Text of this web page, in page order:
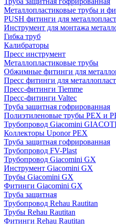
Металлопластиковые трубы и
PUSH фитинги для
Инструмент для монтажа
Гибка труб
Калибраторы
Пресс инструмент
Металлопластиковые трубы
Обжимные фитинги для
Пресс фитинги для
Пресс-фитинги Tiemme
Пресс-фитинги Valtec
Труба защитная гофрированная
Полиэтиленовые трубы PEX и
Трубопровод Giacomini
Коллекторы Uponor PEX
Труба защитная гофрированная
Трубопровод FV-Plast
Трубопровод Giacomini GX
Инструмент Giacomini GX
Трубы Giacomini GX
Фитинги Giacomini GX
Труба защитная
Трубопровод Rehau Rautitan
Трубы Rehau Rautitan
Фитинги Rehau Rautitan